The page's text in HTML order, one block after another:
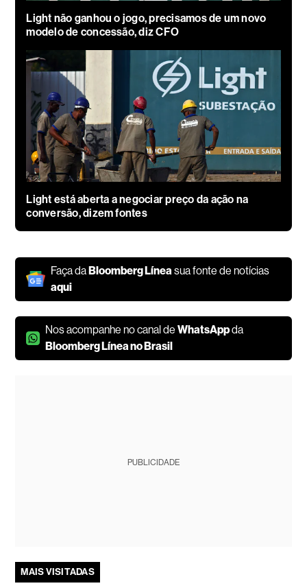
Light não ganhou o jogo, precisamos de um novo
modelo de concessão, diz CFO
Light está aberta a negociar preço da ação na
conversão, dizem fontes
Faça daBloomberg Línea sua fonte de notícias
aqui
Nos acompanhe no canal deWhatsAppda
Bloomberg Línea no Brasil
PUBLICIDADE
MAIS VISITADAS